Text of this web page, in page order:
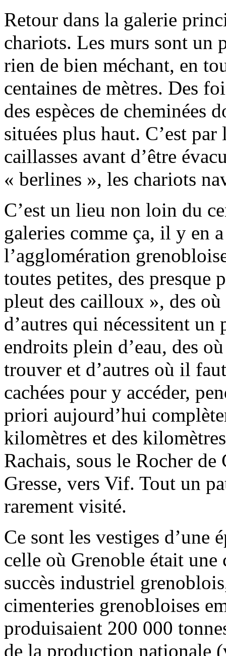
Retour dans la galerie
chariots. Les murs sont un
rien de bien méchant, en
centaines de mètres. Des
des espèces de cheminées
situées plus haut. C’est par
caillasses avant d’être
« berlines », les chariots
C’est un lieu non loin du
galeries comme ça, il y en
l’agglomération
toutes petites, des presque
pleut des cailloux », des
d’autres qui nécessitent un
endroits plein d’eau, des
trouver et d’autres où il
cachées pour y accéder,
priori aujourd’hui
kilomètres et des
Rachais, sous le Rocher
Gresse, vers Vif. Tout un
rarement visité.
Ce sont les vestiges d’une
celle où Grenoble était une
succès industriel
cimenteries grenobloises
produisaient 200 000
de la production nationale